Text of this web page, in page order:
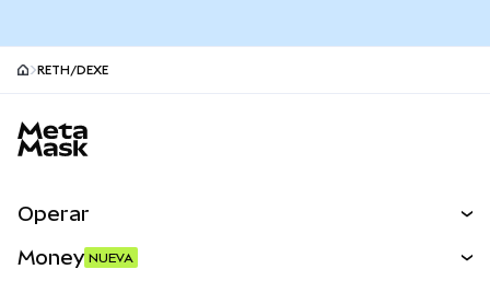
RETH/DEXE
Operar
Money NUEVA